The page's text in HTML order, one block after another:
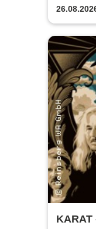
KARAT